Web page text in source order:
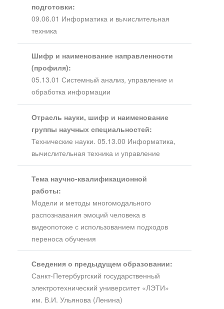
подготовки:
09.06.01 Информатика и вычислительная
техника
Шифр и наименование направленности
(профиля):
05.13.01 Системный анализ, управление и
обработка информации
Отрасль науки, шифр и наименование
группы научных специальностей:
Технические науки. 05.13.00 Информатика,
вычислительная техника и управление
Тема научно-квалификационной
работы:
Модели и методы многомодального
распознавания эмоций человека в
видеопотоке с использованием подходов
переноса обучения
Сведения о предыдущем образовании:
Санкт-Петербургский государственный
электротехнический университет «ЛЭТИ»
им. В.И. Ульянова (Ленина)